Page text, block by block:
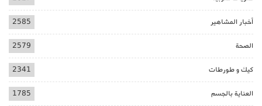
أخبار المشاهير 2585
الصحة 2579
كيك و طورطات 2341
العناية بالجسم 1785